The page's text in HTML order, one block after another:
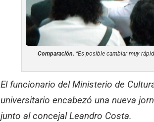
Comparación. “Es posible cambiar muy
El funcionario del Ministerio de
universitario encabezó una nueva
junto al concejal Leandro Costa.